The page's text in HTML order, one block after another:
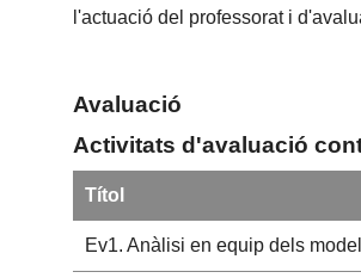
l'actuació del professorat i
Avaluació
Activitats d'avaluació
Títol
Ev1. Anàlisi en equip dels